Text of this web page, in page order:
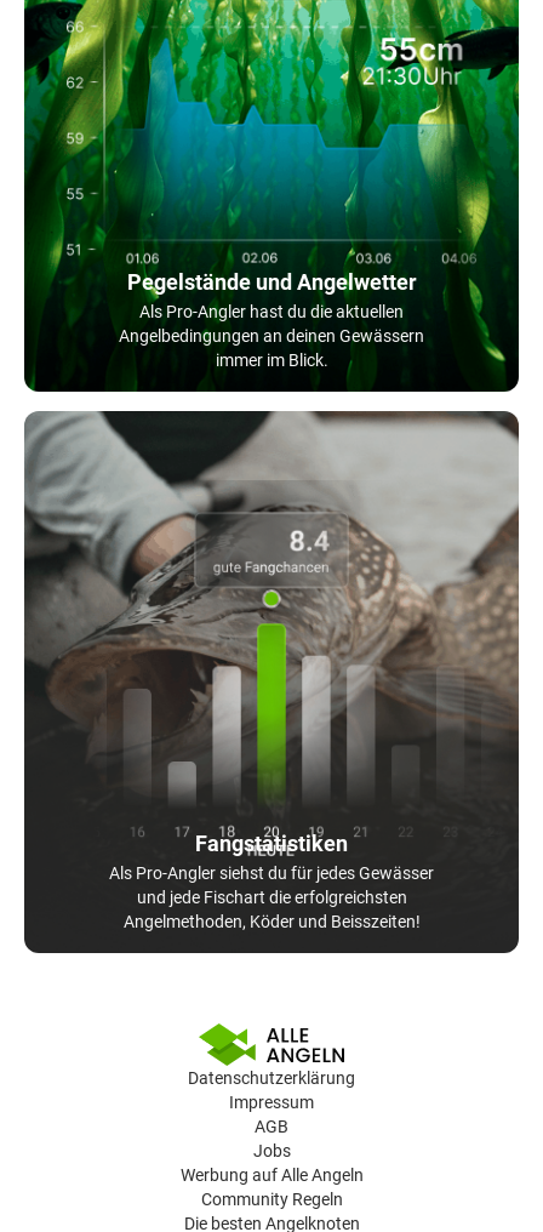
Pegelstände und Angelwetter
Als Pro-Angler hast du die aktuellen
Angelbedingungen an deinen Gewässern
immer im Blick.
Fangstatistiken
Als Pro-Angler siehst du für jedes Gewässer
und jede Fischart die erfolgreichsten
Angelmethoden, Köder und Beisszeiten!
Datenschutzerklärung
Impressum
AGB
Jobs
Werbung auf Alle Angeln
Community Regeln
Die besten Angelknoten